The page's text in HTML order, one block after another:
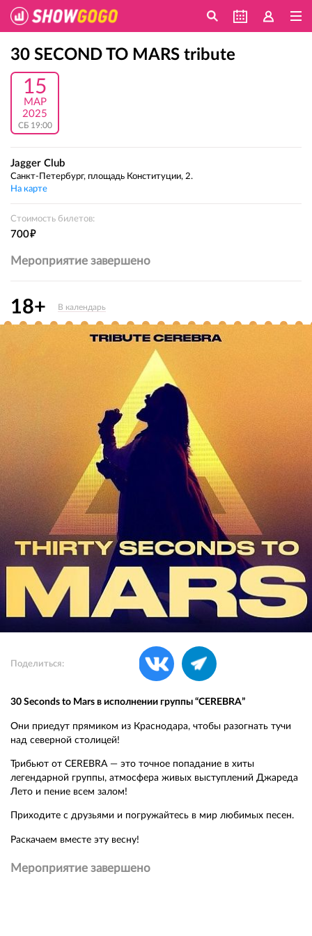
30 SECOND TO MARS tribute
15
МАР
2025
СБ 19:00
Jagger Club
Санкт-Петербург, площадь Конституции, 2.
На карте
Стоимость билетов:
700е
Мероприятие завершено
18+ В календарь
Поделиться:
30 Seconds to Mars в исполнении группы “CEREBRA”
Они приедут прямиком из Краснодара, чтобы разогнать тучи
над северной столицей!
Трибьют от CEREBRA — это точное попадание в хиты
легендарной группы, атмосфера живых выступлений Джареда
Лето и пение всем залом!
Приходите с друзьями и погружайтесь в мир любимых песен.
Раскачаем вместе эту весну!
Мероприятие завершено